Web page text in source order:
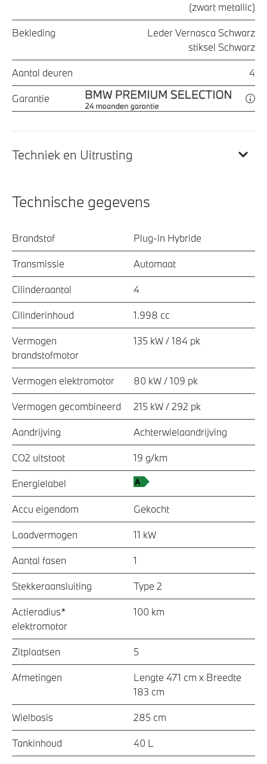
(zwart metallic)
Bekleding
Leder Vernasca Schwarz
stiksel Schwarz
Aantal deuren 4
Garantie
Techniek en Uitrusting
Technische gegevens
Brandstof Plug-in Hybride
Transmissie Automaat
Cilinderaantal 4
Cilinderinhoud 1.998 cc
Vermogen
brandstofmotor
135 kW / 184 pk
Vermogen elektromotor 80 kW / 109 pk
Vermogen gecombineerd 215 kW / 292 pk
Aandrijving Achterwielaandrijving
CO2 uitstoot 19 g/km
Energielabel
Accu eigendom Gekocht
Laadvermogen 11 kW
Aantal fasen 1
Stekkeraansluiting Type 2
Actieradius*
elektromotor
100 km
Zitplaatsen 5
Afmetingen
Lengte 471 cm x Breedte
183 cm
Wielbasis 285 cm
Tankinhoud 40 L